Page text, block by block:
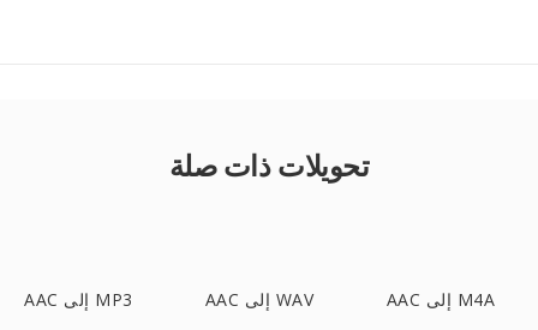
تحويلات ذات صلة
AAC إلى MP3 AAC إلى WAV AAC إلى M4A